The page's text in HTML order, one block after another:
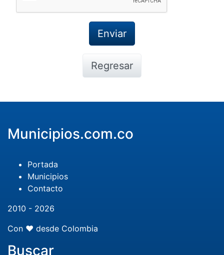
Regresar
Municipios.com.co
Portada
Municipios
Contacto
2010 - 2026
Con ❤️ desde Colombia
Buscar